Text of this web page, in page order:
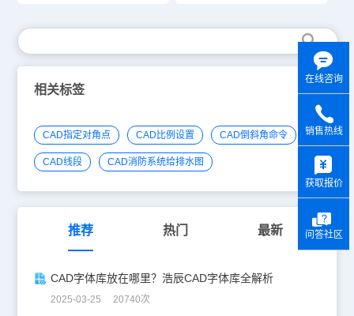
相关标签
CAD指定对角点 CAD比例设置 CAD倒斜角命令
CAD线段 CAD消防系统给排水图
推荐 热门 最新
CAD字体库放在哪里？浩辰CAD字体库全解析
2025-03-25 20740次
在线咨询
销售热线
获取报价
问答社区